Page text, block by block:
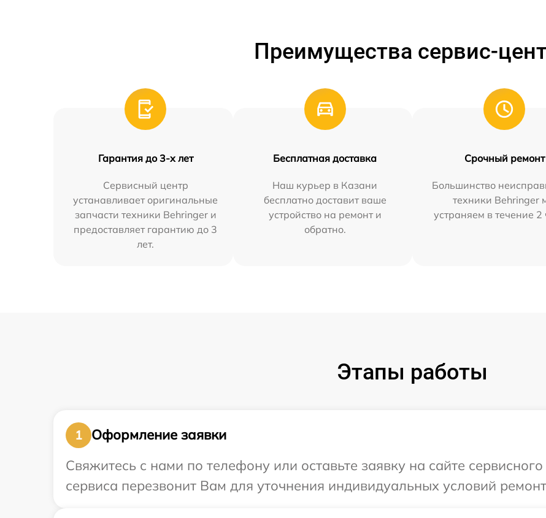
Преимущества сервис-
Гарантия до 3-х лет
Сервисный центр
устанавливает оригинальные
запчасти техники Behringer и
предоставляет гарантию до 3
лет.
Бесплатная доставка
Наш курьер в Казани
бесплатно доставит ваше
устройство на ремонт и
обратно.
Срочный ремонт
Большинство
техники Behringer
устраняем в течение 2
Этапы работы
1
Оформление заявки
Свяжитесь с нами по телефону или оставьте заявку на сайте
сервиса перезвонит Вам для уточнения индивидуальных условий